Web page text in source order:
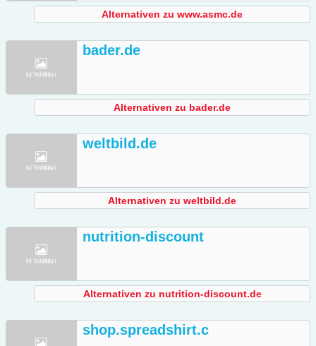
Alternativen zu www.asmc.de
bader.de
Alternativen zu bader.de
weltbild.de
Alternativen zu weltbild.de
nutrition-discount
Alternativen zu nutrition-discount.de
shop.spreadshirt.c